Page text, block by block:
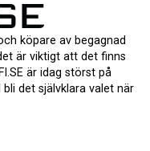
köpare av begagnad
är viktigt att det finns
är idag störst på
bli det självklara valet när